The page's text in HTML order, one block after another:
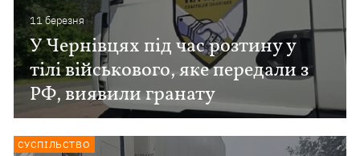
11 березня
У Чернівцях під час розтину у
тілі військового, яке передали з
РФ, виявили гранату
СУСПІЛЬСТВО